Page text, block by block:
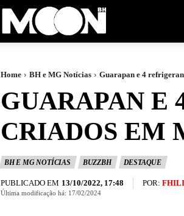
Home BH e MG Notícias Guarapan e 4
GUARAPAN E
CRIADOS EM
BH E MG NOTÍCIAS BUZZBH DESTAQUE
PUBLICADO EM 13/10/2022, 17:48 POR:
Última modificação há: 17/02/2024